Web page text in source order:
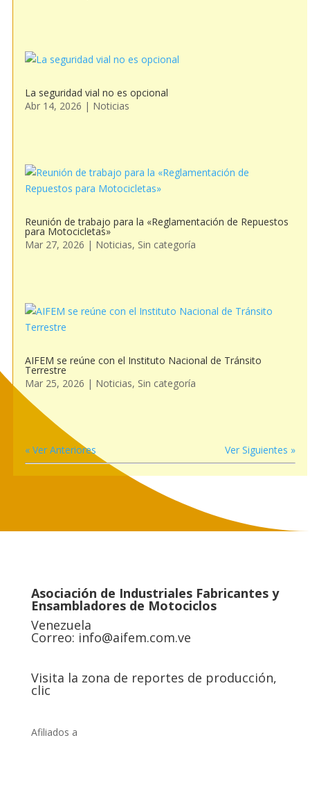
La seguridad vial no es opcional
Abr 14, 2026 | Noticias
Reunión de trabajo para la «Reglamentación de Repuestos
para Motocicletas»
Mar 27, 2026 | Noticias, Sin categoría
AIFEM se reúne con el Instituto Nacional de Tránsito
Terrestre
Mar 25, 2026 | Noticias, Sin categoría
« Ver Anteriores Ver Siguientes »
Asociación de Industriales Fabricantes y
Ensambladores de Motociclos
Venezuela
Correo: info@aifem.com.ve
Visita la zona de reportes de producción,
clic
Afiliados a